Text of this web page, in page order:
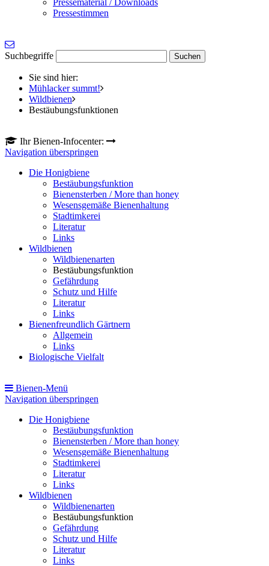
Pressematerial / Downloads
Pressestimmen
Suchbegriffe
Sie sind hier:
Mühlacker summt!
Wildbienen
Bestäubungsfunktionen
Ihr Bienen-Infocenter:
Navigation überspringen
Die Honigbiene
Bestäubungsfunktion
Bienensterben / More than honey
Wesensgemäße Bienenhaltung
Stadtimkerei
Literatur
Links
Wildbienen
Wildbienenarten
Bestäubungsfunktion
Gefährdung
Schutz und Hilfe
Literatur
Links
Bienenfreundlich Gärtnern
Allgemein
Links
Biologische Vielfalt
Bienen-Menü
Navigation überspringen
Die Honigbiene
Bestäubungsfunktion
Bienensterben / More than honey
Wesensgemäße Bienenhaltung
Stadtimkerei
Literatur
Links
Wildbienen
Wildbienenarten
Bestäubungsfunktion
Gefährdung
Schutz und Hilfe
Literatur
Links